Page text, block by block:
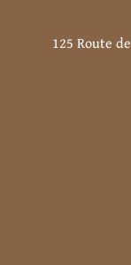
125 Route